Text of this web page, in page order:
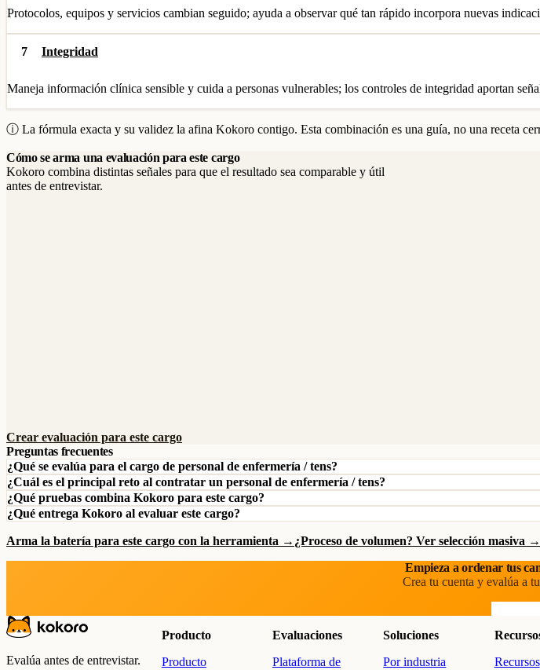
Protocolos, equipos y servicios cambian seguido; ayuda a observar qué tan rápido incorpora nuevas
7 Integridad
Maneja información clínica sensible y cuida a personas vulnerables; los controles de integridad aportan
ⓘ La fórmula exacta y su validez la afina Kokoro contigo. Esta combinación es una guía, no una receta
Cómo se arma una evaluación para este cargo
Kokoro combina distintas señales para que el resultado sea comparable y útil
antes de entrevistar.
Crear evaluación para este cargo
Preguntas frecuentes
¿Qué se evalúa para el cargo de personal de enfermería / tens?
¿Cuál es el principal reto al contratar un personal de enfermería / tens?
¿Qué pruebas combina Kokoro para este cargo?
¿Qué entrega Kokoro al evaluar este cargo?
Arma la batería para este cargo con la herramienta → ¿Proceso de volumen? Ver selección masiva →
Empieza a ordenar tus
Crea tu cuenta y evalúa a
Evalúa antes de entrevistar.
Producto
Producto
Evaluaciones
Plataforma de
Soluciones
Por industria
Recursos